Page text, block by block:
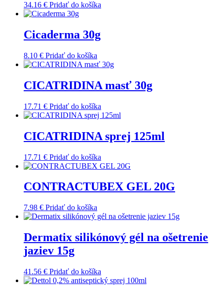
34.16 € Pridať do košíka
Cicaderma 30g
8.10 € Pridať do košíka
CICATRIDINA masť 30g
17.71 € Pridať do košíka
CICATRIDINA sprej 125ml
17.71 € Pridať do košíka
CONTRACTUBEX GEL 20G
7.98 € Pridať do košíka
Dermatix silikónový gél na ošetrenie
jaziev 15g
41.56 € Pridať do košíka